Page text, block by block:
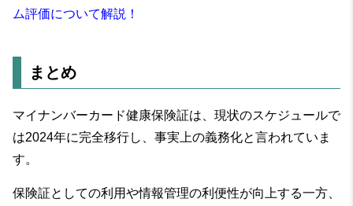
ム評価について解説！
まとめ
マイナンバーカード健康保険証は、現状のスケジュールで
は2024年に完全移行し、事実上の義務化と言われていま
す。
保険証としての利用や情報管理の利便性が向上する一方、